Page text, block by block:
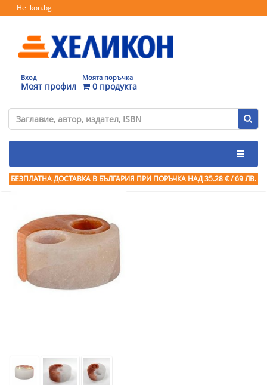
Helikon.bg
Вход
Моят профил
Моята поръчка
0 продукта
БЕЗПЛАТНА ДОСТАВКА В БЪЛГАРИЯ ПРИ ПОРЪЧКА НАД 35.28 € / 69 ЛВ.